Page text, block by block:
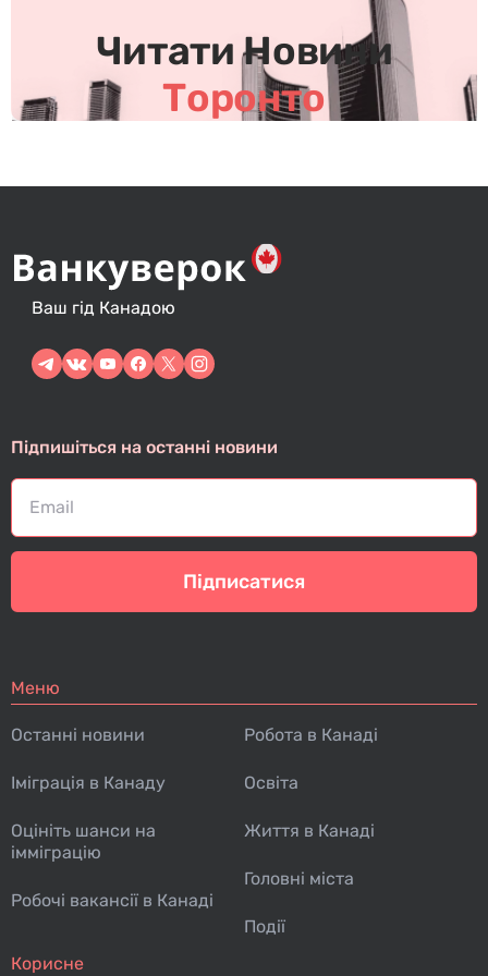
Читати Новини
Торонто
Ваш гід Канадою
Підпишіться на останні новини
Підписатися
Меню
Останні новини
Іміграція в Канаду
Оцініть шанси на
імміграцію
Робочі вакансії в Канаді
Робота в Канаді
Освіта
Життя в Канаді
Головні міста
Події
Корисне